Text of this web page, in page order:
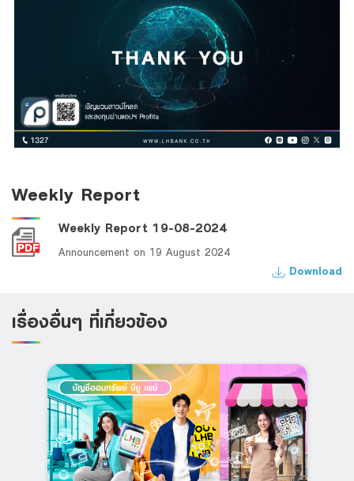
Weekly Report
Weekly Report 19-08-2024
Announcement on 19 August 2024
Download
เรื่องอื่นๆ ที่เกี่ยวข้อง